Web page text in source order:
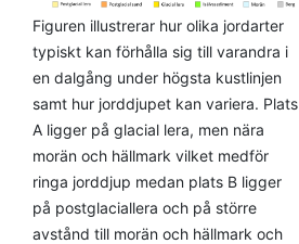
Figuren illustrerar hur olika jordarter
typiskt kan förhålla sig till varandra i
en dalgång under högsta kustlinjen
samt hur jorddjupet kan variera. Plats
A ligger på glacial lera, men nära
morän och hällmark vilket medför
ringa jorddjup medan plats B ligger
på postglaciallera och på större
avstånd till morän och hällmark och